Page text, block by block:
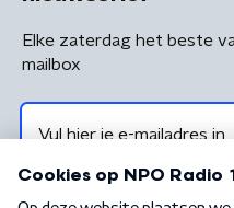
Elke zaterdag het beste
mailbox